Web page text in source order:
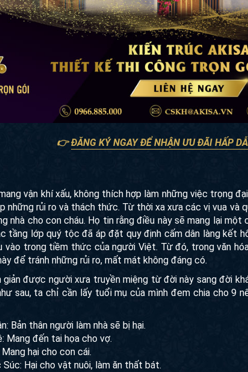
👉ĐĂNG KÝ NGAY ĐỂ NHẬN ƯU ĐÃI HẤP
vận khí xấu, không thích hợp làm những việc trọng
những rủi ro và thách thức. Từ thời xa xưa các vị vua
nhà cho con cháu. Họ tin rằng điều này sẽ mang lại
tầng lớp quý tộc đã áp đặt quy định cấm dân làng kết
vào trong tiềm thức của người Việt. Từ đó, trong văn
để tránh những rủi ro, mất mát không đáng có.
được người xưa truyền miệng từ đời này sang đời
sau, ta chỉ cần lấy tuổi mụ của mình đem chia cho 9
Bản thân người làm nhà sẽ bị hại.
Mang đến tai họa cho vợ.
hại cho con cái.
Súc: Hại cho vật nuôi, làm ăn thất bát.